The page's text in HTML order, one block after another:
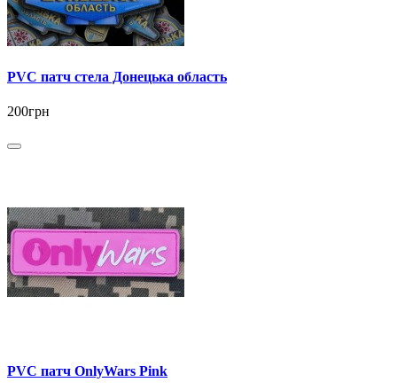
PVC патч стела Донецька область
200грн
PVC патч OnlyWars Pink